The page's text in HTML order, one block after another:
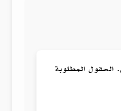
الحقول المطلوبة